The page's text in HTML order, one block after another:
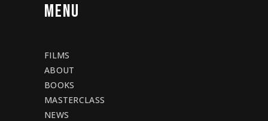
MENU
FILMS
ABOUT
BOOKS
MASTERCLASS
NEWS